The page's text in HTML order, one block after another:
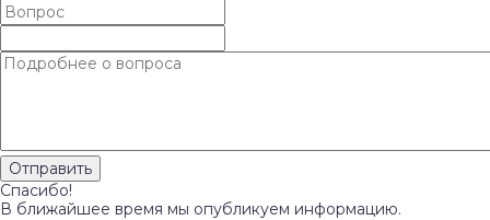
Спасибо!
В ближайшее время мы опубликуем информацию.